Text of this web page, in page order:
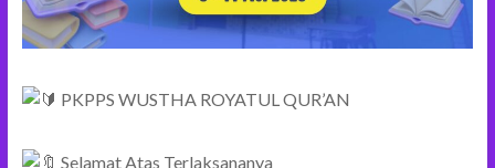
PKPPS WUSTHA ROYATUL QUR’AN
Selamat Atas Terlaksananya